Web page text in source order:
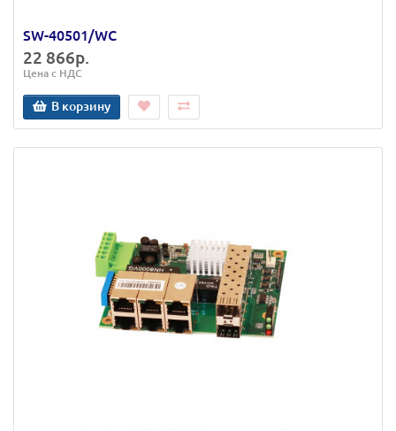
SW-40501/WC
22 866р.
Цена с НДС
В корзину